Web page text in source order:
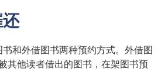
和外借图书两种预约方式。外借图
其他读者借出的图书，在架图书预